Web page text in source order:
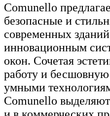
Comunello
безопасные и
современных
инновационным
окон. Сочетая
работу и
умными
Comunello